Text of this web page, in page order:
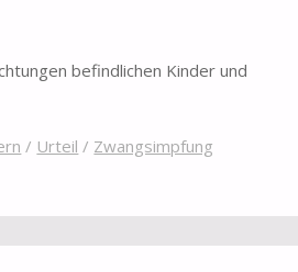
Pflege- und medizinischen
der Masernimpfung oder der
befindlichen Kinder und
/ Urteil / Zwangsimpfung